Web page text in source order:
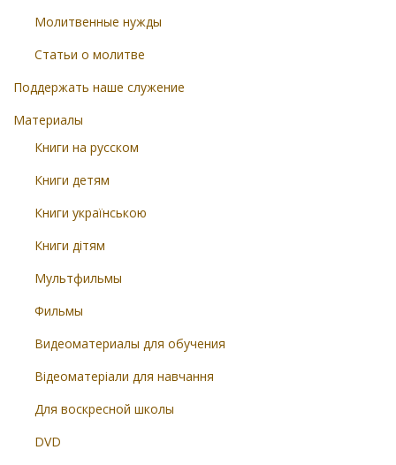
Молитвенные нужды
Статьи о молитве
Поддержать наше служение
Материалы
Книги на русском
Книги детям
Книги українською
Книги дітям
Мультфильмы
Фильмы
Видеоматериалы для обучения
Відеоматеріали для навчання
Для воскресной школы
DVD